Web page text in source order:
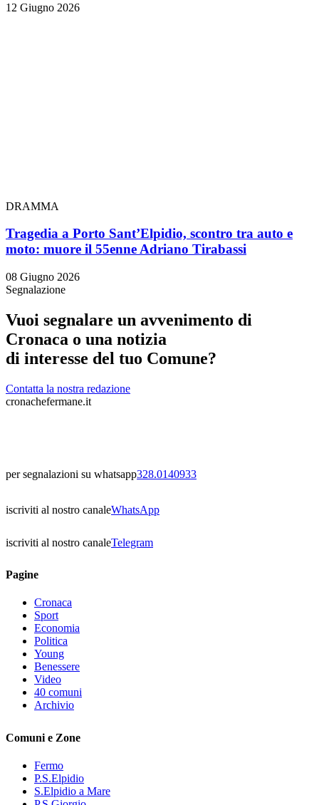
12 Giugno 2026
DRAMMA
Tragedia a Porto Sant’Elpidio, scontro tra auto e
moto: muore il 55enne Adriano Tirabassi
08 Giugno 2026
Segnalazione
Vuoi segnalare un avvenimento di
Cronaca o una notizia
di interesse del tuo Comune?
Contatta la nostra redazione
cronachefermane.it
per segnalazioni su whatsapp328.0140933
iscriviti al nostro canaleWhatsApp
iscriviti al nostro canaleTelegram
Pagine
Cronaca
Sport
Economia
Politica
Young
Benessere
Video
40 comuni
Archivio
Comuni e Zone
Fermo
P.S.Elpidio
S.Elpidio a Mare